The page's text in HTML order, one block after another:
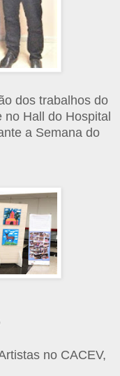
dos trabalhos do
Hall do Hospital
a Semana do
no CACEV,